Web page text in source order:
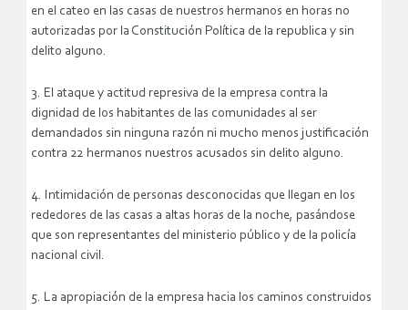
en el cateo en las casas de nuestros hermanos en horas no
autorizadas por la Constitución Política de la republica y sin
delito alguno.
3. El ataque y actitud represiva de la empresa contra la
dignidad de los habitantes de las comunidades al ser
demandados sin ninguna razón ni mucho menos justificación
contra 22 hermanos nuestros acusados sin delito alguno.
4. Intimidación de personas desconocidas que llegan en los
rededores de las casas a altas horas de la noche, pasándose
que son representantes del ministerio público y de la policía
nacional civil.
5. La apropiación de la empresa hacia los caminos construidos